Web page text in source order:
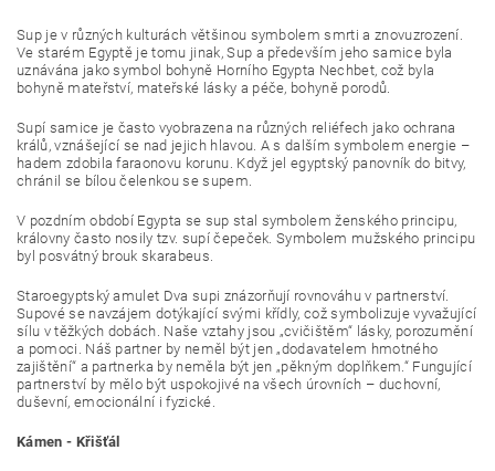
Sup je v různých kulturách většinou symbolem smrti a znovuzrození.
Ve starém Egyptě je tomu jinak, Sup a především jeho samice byla
uznávána jako symbol bohyně Horního Egypta Nechbet, což byla
bohyně mateřství, mateřské lásky a péče, bohyně porodů.
Supí samice je často vyobrazena na různých reliéfech jako ochrana
králů, vznášející se nad jejich hlavou. A s dalším symbolem energie –
hadem zdobila faraonovu korunu. Když jel egyptský panovník do bitvy,
chránil se bílou čelenkou se supem.
V pozdním období Egypta se sup stal symbolem ženského principu,
královny často nosily tzv. supí čepeček. Symbolem mužského principu
byl posvátný brouk skarabeus.
Staroegyptský amulet Dva supi znázorňují rovnováhu v partnerství.
Supové se navzájem dotýkající svými křídly, což symbolizuje vyvažující
sílu v těžkých dobách. Naše vztahy jsou „cvičištěm“ lásky, porozumění
a pomoci. Náš partner by neměl být jen „dodavatelem hmotného
zajištění“ a partnerka by neměla být jen „pěkným doplňkem.“ Fungující
partnerství by mělo být uspokojivé na všech úrovních – duchovní,
duševní, emocionální i fyzické.
Kámen - Křišťál